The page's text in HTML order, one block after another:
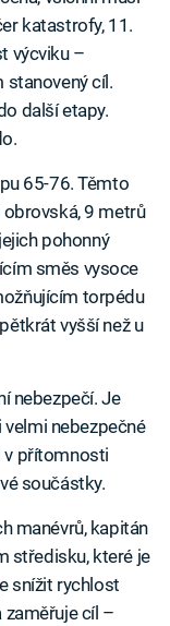
katastrofy, 11.
výcviku –
stanovený cíl.
další etapy.
65-76. Těmto
obrovská, 9 metrů
pohonný
směs vysoce
torpédu
vyšší než u
nebezpečí. Je
velmi nebezpečné
v přítomnosti
součástky.
manévrů, kapitán
středisku, které je
snížit rychlost
zaměřuje cíl –